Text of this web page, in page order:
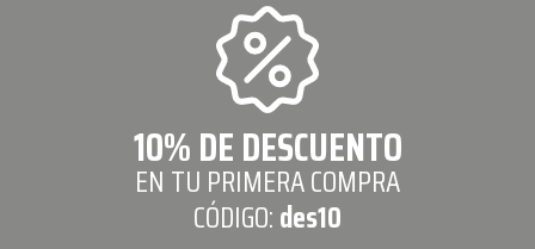
10% DE DESCUENTO
EN TU PRIMERA COMPRA
CÓDIGO:des10